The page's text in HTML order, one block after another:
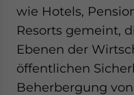
wie Hotels,
Resorts gemeint,
Ebenen der
öffentlichen
Beherbergung